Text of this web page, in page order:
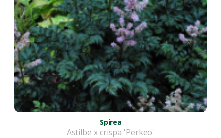
Spirea
Astilbe x crispa 'Perkeo'